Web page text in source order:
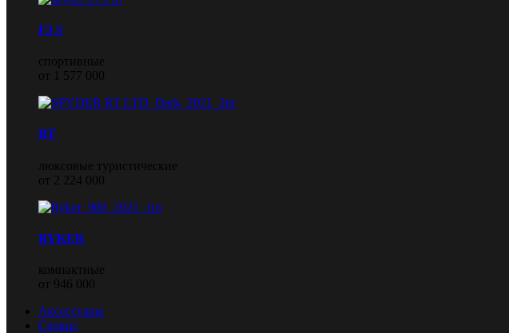
F3 S
спортивные
от 1 577 000
RT
люксовые туристические
от 2 224 000
RYKER
компактные
от 946 000
Аксессуары
Сервис